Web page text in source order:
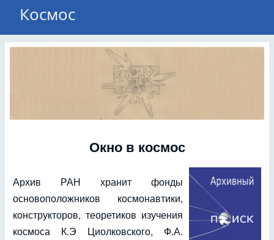
Космос
Окно в космос
Архив РАН хранит фонды
основоположников космонавтики,
конструкторов, теоретиков изучения
космоса К.Э Циолковского, Ф.А.